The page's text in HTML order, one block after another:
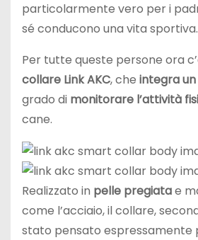
particolarmente vero per i
sé conducono una vita sportiva.
Per tutte queste persone ora
collare Link AKC, che integra un
grado di monitorare l’attività
cane.
Realizzato in pelle pregiatae
come l’acciaio, il collare,
stato pensato espressamente